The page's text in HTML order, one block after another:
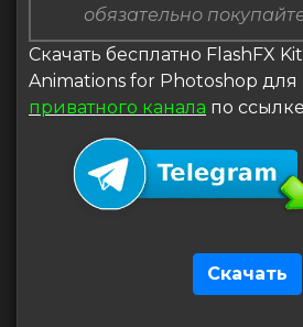
обязательно
Скачать бесплатно FlashFX
Animations for Photoshop
приватного канала по ссылке
Скачать